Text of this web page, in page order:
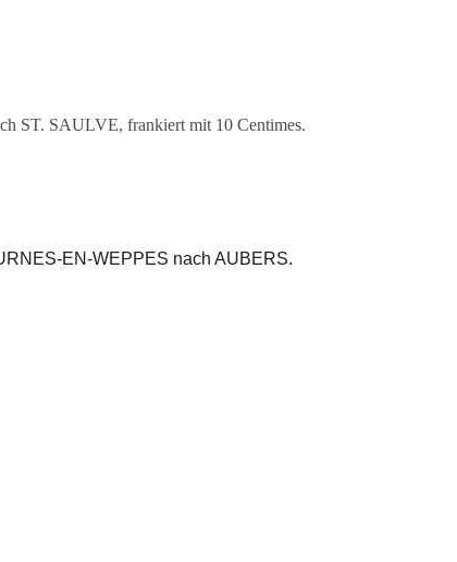
ST. SAULVE, frankiert mit 10 Centimes.